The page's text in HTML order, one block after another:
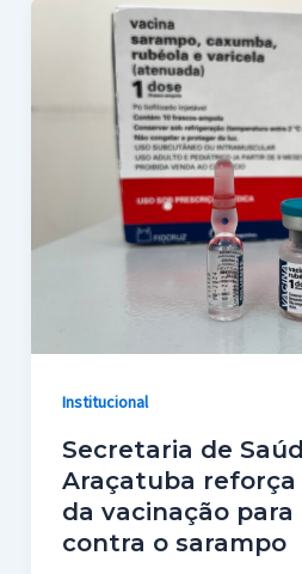
Institucional
Secretaria de
Araçatuba
da vacinação
contra o sarampo